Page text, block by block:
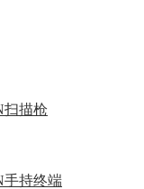
扫描枪
手持终端